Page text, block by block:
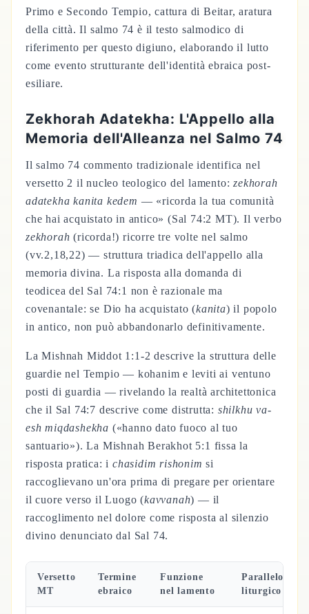
Primo e Secondo Tempio, cattura di Beitar, aratura
della città. Il salmo 74 è il testo salmodico di
riferimento per questo digiuno, elaborando il lutto
come evento strutturante dell'identità ebraica post-
esiliare.
Zekhorah Adatekha: L'Appello alla
Memoria dell'Alleanza nel Salmo 74
Il salmo 74 commento tradizionale identifica nel
versetto 2 il nucleo teologico del lamento:zekhorah
adatekha kanita kedem — «ricorda la tua comunità
che hai acquistato in antico» (Sal 74:2 MT). Il verbo
zekhorah (ricorda!) ricorre tre volte nel salmo
(vv.2,18,22) — struttura triadica dell'appello alla
memoria divina. La risposta alla domanda di
teodicea del Sal 74:1 non è razionale ma
covenantale: se Dio ha acquistato (kanita) il popolo
in antico, non può abbandonarlo definitivamente.
La Mishnah Middot 1:1-2 descrive la struttura delle
guardie nel Tempio — kohanim e leviti ai ventuno
posti di guardia — rivelando la realtà architettonica
che il Sal 74:7 descrive come distrutta: shilkhu va-
esh miqdashekha («hanno dato fuoco al tuo
santuario»). La Mishnah Berakhot 5:1 fissa la
risposta pratica: ichasidim rishonim si
raccoglievano un'ora prima di pregare per orientare
il cuore verso il Luogo (kavvanah) — il
raccoglimento nel dolore come risposta al silenzio
divino denunciato dal Sal 74.
Versetto
MT
Termine
ebraico
Funzione
nel lamento
Parallelo
liturgico